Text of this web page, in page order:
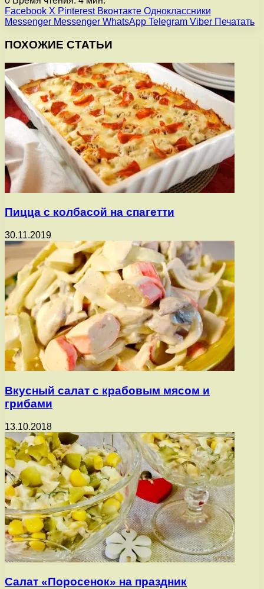
Facebook X Pinterest Вконтакте Одноклассники
Messenger Messenger WhatsApp Telegram Viber Печатать
ПОХОЖИЕ СТАТЬИ
Пицца с колбасой на спагетти
30.11.2019
Вкусный салат с крабовым мясом и
грибами
13.10.2018
Салат «Поросенок» на праздник